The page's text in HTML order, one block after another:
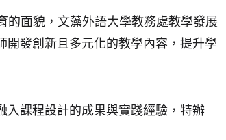
的面貌，文藻外語大學教務處教學發展
開發創新且多元化的教學內容，提升學
入課程設計的成果與實踐經驗，特辦